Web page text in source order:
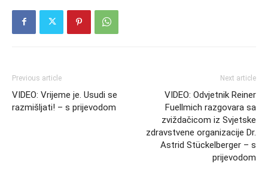
Previous article
VIDEO: Vrijeme je. Usudi se
razmišljati! – s prijevodom
Next article
VIDEO: Odvjetnik Reiner
Fuellmich razgovara sa
zviždačicom iz Svjetske
zdravstvene organizacije Dr.
Astrid Stückelberger – s
prijevodom